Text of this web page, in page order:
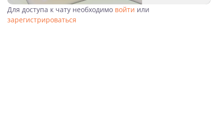
Для доступа к чату необходимо войти или
зарегистрироваться